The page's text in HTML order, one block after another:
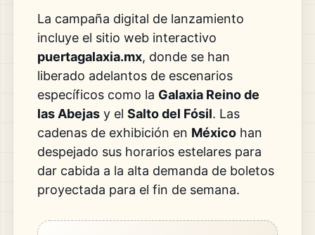
La campaña digital de lanzamiento
incluye el sitio web interactivo
puertagalaxia.mx, donde se han
liberado adelantos de escenarios
específicos como la Galaxia Reino de
las Abejasy el Salto del Fósil. Las
cadenas de exhibición en Méxicohan
despejado sus horarios estelares para
dar cabida a la alta demanda de boletos
proyectada para el fin de semana.